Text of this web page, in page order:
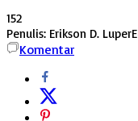
152
Penulis: Erikson D. Luper
Komentar